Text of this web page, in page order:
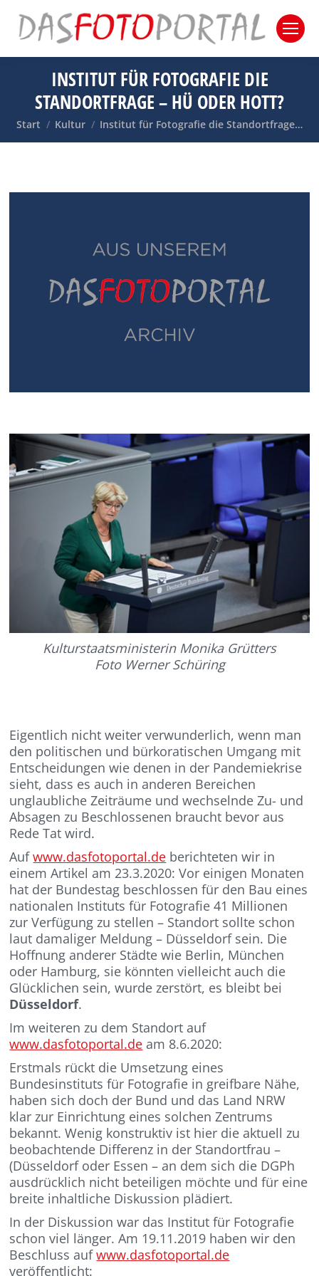
INSTITUT FÜR FOTOGRAFIE DIE
STANDORTFRAGE – HÜ ODER HOTT?
Sie befinden sich hier:
Start Kultur Institut für Fotografie die Standortfrage…
Kulturstaatsministerin Monika Grütters
Foto Werner Schüring
Eigentlich nicht weiter verwunderlich, wenn man
den politischen und bürkoratischen Umgang mit
Entscheidungen wie denen in der Pandemiekrise
sieht, dass es auch in anderen Bereichen
unglaubliche Zeiträume und wechselnde Zu- und
Absagen zu Beschlossenen braucht bevor aus
Rede Tat wird.
Aufwww.dasfotoportal.de berichteten wir in
einem Artikel am 23.3.2020: Vor einigen Monaten
hat der Bundestag beschlossen für den Bau eines
nationalen Instituts für Fotografie 41 Millionen
zur Verfügung zu stellen – Standort sollte schon
laut damaliger Meldung – Düsseldorf sein. Die
Hoffnung anderer Städte wie Berlin, München
oder Hamburg, sie könnten vielleicht auch die
Glücklichen sein, wurde zerstört, es bleibt bei
Düsseldorf.
Im weiteren zu dem Standort auf
www.dasfotoportal.de am 8.6.2020:
Erstmals rückt die Umsetzung eines
Bundesinstituts für Fotografie in greifbare Nähe,
haben sich doch der Bund und das Land NRW
klar zur Einrichtung eines solchen Zentrums
bekannt. Wenig konstruktiv ist hier die aktuell zu
beobachtende Differenz in der Standortfrau –
(Düsseldorf oder Essen – an dem sich die DGPh
ausdrücklich nicht beteiligen möchte und für eine
breite inhaltliche Diskussion plädiert.
In der Diskussion war das Institut für Fotografie
schon viel länger. Am 19.11.2019 haben wir den
Beschluss aufwww.dasfotoportal.de
veröffentlicht: